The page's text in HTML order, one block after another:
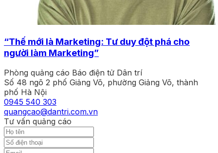
“Thế mới là Marketing: Tư duy đột phá cho
người làm Marketing”
Phòng quảng cáo Báo điện tử Dân trí
Số 48 ngõ 2 phố Giảng Võ, phường Giảng Võ, thành
phố Hà Nội
0945 540 303
quangcao@dantri.com.vn
Tư vấn quảng cáo